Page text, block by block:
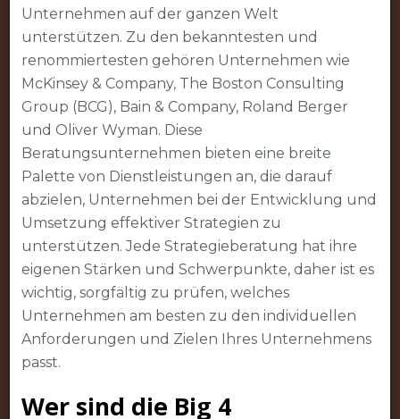
Unternehmen auf der ganzen Welt
unterstützen. Zu den bekanntesten und
renommiertesten gehören Unternehmen wie
McKinsey & Company, The Boston Consulting
Group (BCG), Bain & Company, Roland Berger
und Oliver Wyman. Diese
Beratungsunternehmen bieten eine breite
Palette von Dienstleistungen an, die darauf
abzielen, Unternehmen bei der Entwicklung und
Umsetzung effektiver Strategien zu
unterstützen. Jede Strategieberatung hat ihre
eigenen Stärken und Schwerpunkte, daher ist es
wichtig, sorgfältig zu prüfen, welches
Unternehmen am besten zu den individuellen
Anforderungen und Zielen Ihres Unternehmens
passt.
Wer sind die Big 4